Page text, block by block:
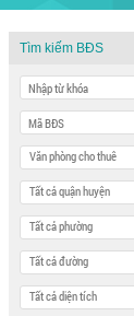
Tìm kiếm BĐS
Văn phòng cho thuê
Tất cả quận huyện
Tất cả phường
Tất cả đường
Tất cả diện tích